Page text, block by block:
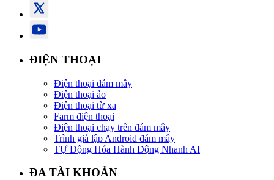
ĐIỆN THOẠI
Điện thoại đám mây
Điện thoại ảo
Điện thoại từ xa
Farm điện thoại
Điện thoại chạy trên đám mây
Trình giả lập Android đám mây
TỰ Động Hóa Hành Động Nhanh AI
ĐA TÀI KHOẢN